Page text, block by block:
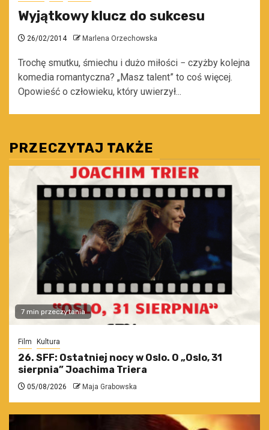
Wyjątkowy klucz do sukcesu
26/02/2014 Marlena Orzechowska
Trochę smutku, śmiechu i dużo miłości − czyżby kolejna
komedia romantyczna? „Masz talent” to coś więcej.
Opowieść o człowieku, który uwierzył...
PRZECZYTAJ TAKŻE
7 min przeczytania
Film Kultura
26. SFF: Ostatniej nocy w Oslo. O „Oslo, 31
sierpnia” Joachima Triera
05/08/2026 Maja Grabowska